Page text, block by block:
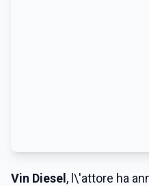
Vin Diesel , l\'attore ha